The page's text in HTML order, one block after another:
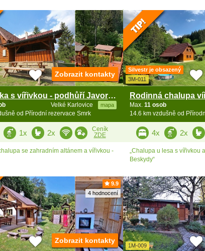
Roubenka s vířivkou - podhůří Javorníků a Beskyd
Velké Karlovice mapa
od Přírodní rezervace Smrk
Zobrazit kontakty
1x 2x
Ceník
ZDE
se zahradním altánem a vířivkou -
Silvestr je obsazený
3M-011
Max. 11 osob
14.6 km vzdušně od
4x 2x
„Chalupa u lesa s vířivkou
Beskydy“
9.9
4 hodnocení
Zobrazit kontakty
1M-009